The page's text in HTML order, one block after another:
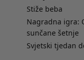
Stiže beba
Nagradna igra:
sunčane šetnje
Svjetski tjedan